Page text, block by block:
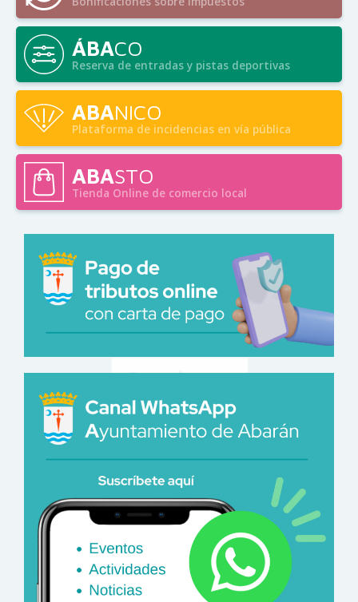
ÁBACO
Reserva de entradas y pistas deportivas
ABANICO
Plataforma de incidencias en vía pública
ABASTO
Tienda Online de comercio local